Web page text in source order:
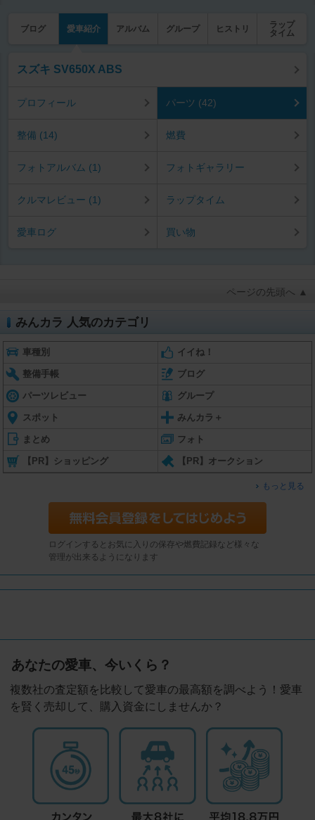
ブログ 愛車紹介 アルバム グループ ヒストリ
ラップ
タイム
スズキ SV650X ABS
プロフィール パーツ (42)
整備 (14) 燃費
フォトアルバム (1) フォトギャラリー
クルマレビュー (1) ラップタイム
愛車ログ 買い物
ページの先頭へ ▲
みんカラ 人気のカテゴリ
車種別 イイね！
整備手帳 ブログ
パーツレビュー グループ
スポット みんカラ＋
まとめ フォト
【PR】ショッピング 【PR】オークション
もっと見る
ログインするとお気に入りの保存や燃費記録など様々な
管理が出来るようになります
あなたの愛車、今いくら？
複数社の査定額を比較して愛車の最高額を調べよう！愛車
を賢く売却して、購入資金にしませんか？